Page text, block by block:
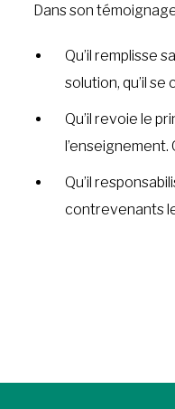
Dans son
Qu’il remplisse
solution, qu’il
Qu’il revoie le
Qu’il
contrevenants